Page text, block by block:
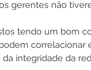
gerentes não
tendo um bom
correlacionar
integridade da